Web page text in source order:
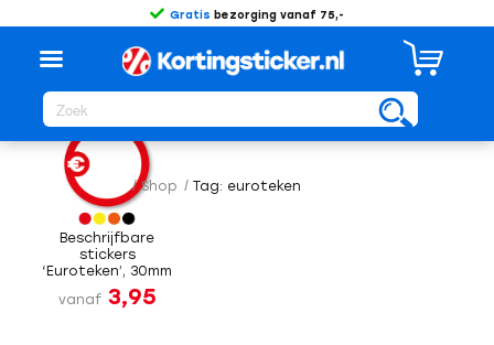
Gratis bezorging vanaf 75,-
/ Shop / Tag: euroteken
Sorteer opStandaard
Beschrijfbare
stickers
‘Euroteken’, 30mm
vanaf 3,95